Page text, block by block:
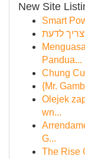
New Site
Smart
לדעת
Pandua...
Chung
{Mr.
Olejek
wn...
G...
The Rise